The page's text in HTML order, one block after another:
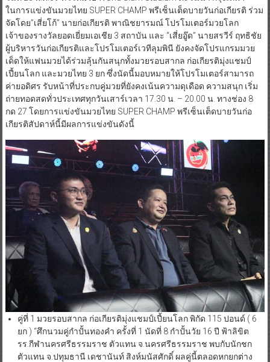
ในการแข่งขันมวยไทย SUPER CHAMP พรีเซ็นเต็ดบายวันก่อเกียรติ ร่วม
จัดโดย”เสี่ยโก้” นายก่อเกียรติ พาณิชยารมณ์ โปรโมเตอร์มวยโลก
เจ้าของรางวัลยอดเยี่ยมเอเชีย 3 สถาบัน และ “เสี่ยอู๊ด” นายสรวีร์ ฤทธิชัย
ผู้บริหารวันก่อเกียรติและโปรโมเตอร์เวทีลุมพินี ยังคงจัดโปรแกรมมวย
เด็ดให้แฟนมวยได้ร่วมลุ้นกันสนุกทั้งมวยรอบสากล ก่อเกียรติมุ่งแชมป์
เปี้ยนโลก และมวยไทย 3 ยก ซึ่งนัดนี้มอบหมายให้โปรโมเตอร์สามารถ
ค่ายอดิศร รับหน้าที่ประกบคู่มวยที่ยังคงเน้นความดุเดือด ความสนุก เริ่ม
ถ่ายทอดสดทั่วประเทศทุกวันเสาร์เวลา 17.30 น. – 20.00 น. ทางช่อง 8
กด 27 โดยการแข่งขันมวยไทย SUPER CHAMP พรีเซ็นเต็ดบายวันก่อ
เกียรติสัปดาห์นี้มีผลการแข่งขันดังนี้
คู่ที่ 1 มวยรอบสากล ก่อเกียรติมุ่งแชมป์เปี้ยนโลก พิกัด 115 ปอนด์ ( 6
ยก ) “ศึกนวมคู่กำปั้นทองคำ ครั้งที่ 1 นัดที่ 8 กำปั้นวัย 16 ปี ฟ้าลิขิต
รร.กีฬานครศรีธรรมราช ตัวแทน จ.นครศรีธรรมราช พบกับนักชก
ตัวแทน จ.ปทุมธานี เดชานันท์ สิงห์มนัสศักดิ์ ผลคู่นี้ตลอดหกยกต่าง